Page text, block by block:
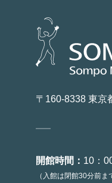
〒160-8338 東京
開館時間： 10：
（入館は閉館30分前ま